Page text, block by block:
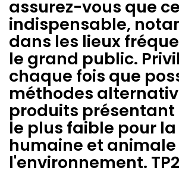
assurez-vous que
indispensable,
dans les lieux
le grand public.
chaque fois que
méthodes
produits présentant
le plus faible pour
humaine et
l'environnement.